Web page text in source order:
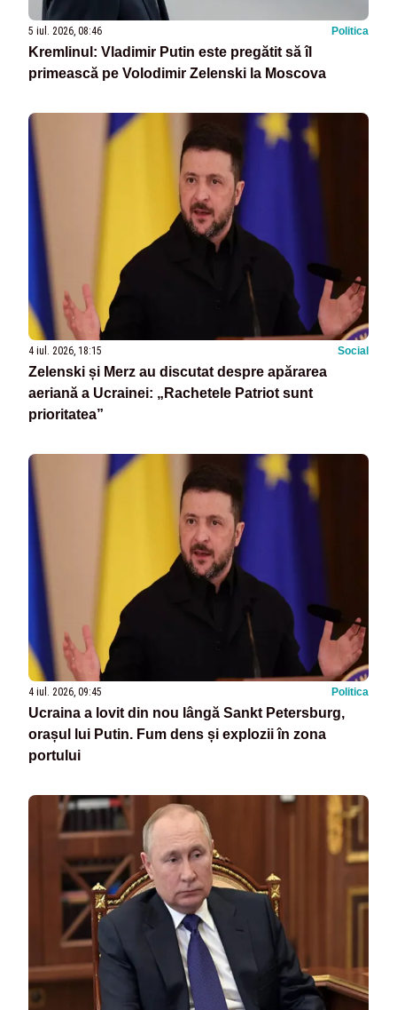
5 iul. 2026, 08:46 Politica
Kremlinul: Vladimir Putin este pregătit să îl
primească pe Volodimir Zelenski la Moscova
4 iul. 2026, 18:15 Social
Zelenski și Merz au discutat despre apărarea
aeriană a Ucrainei: „Rachetele Patriot sunt
prioritatea”
4 iul. 2026, 09:45 Politica
Ucraina a lovit din nou lângă Sankt Petersburg,
orașul lui Putin. Fum dens și explozii în zona
portului